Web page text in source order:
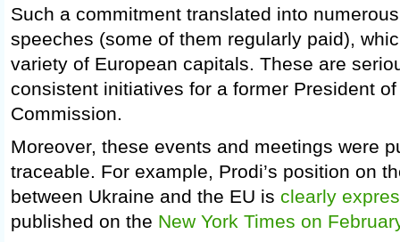
Such a commitment translated into
speeches (some of them regularly paid),
variety of European capitals. These are
consistent initiatives for a former President
Commission.
Moreover, these events and meetings were
traceable. For example, Prodi’s position on
between Ukraine and the EU is clearly
published on the New York Times on